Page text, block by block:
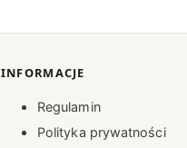
INFORMACJE
Regulamin
Polityka prywatności